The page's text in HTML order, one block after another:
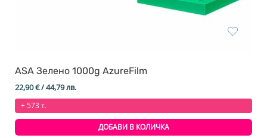
ASA Зелено 1000g AzureFilm
22,90€/ 44,79 лв.
+ 573 т.
ДОБАВИ В КОЛИЧКА